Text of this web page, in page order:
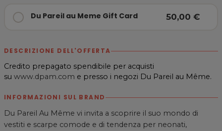
Du Pareil au Meme Gift Card 50,00 €
DESCRIZIONE DELL'OFFERTA
Credito prepagato spendibile per acquisti
su www.dpam.com e presso i negozi Du Pareil au Même.
INFORMAZIONI SUL BRAND
Du Pareil Au Même vi invita a scoprire il suo mondo di
vestiti e scarpe comode e di tendenza per neonati,